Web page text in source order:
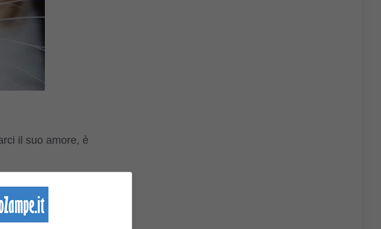
il suo amore, è
zampe quando